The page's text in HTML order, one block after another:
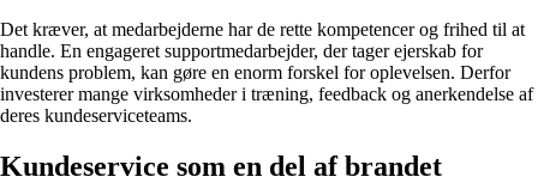
Det kræver, at medarbejderne har de rette kompetencer og frihed til at
handle. En engageret supportmedarbejder, der tager ejerskab for
kundens problem, kan gøre en enorm forskel for oplevelsen. Derfor
investerer mange virksomheder i træning, feedback og anerkendelse af
deres kundeserviceteams.
Kundeservice som en del af brandet